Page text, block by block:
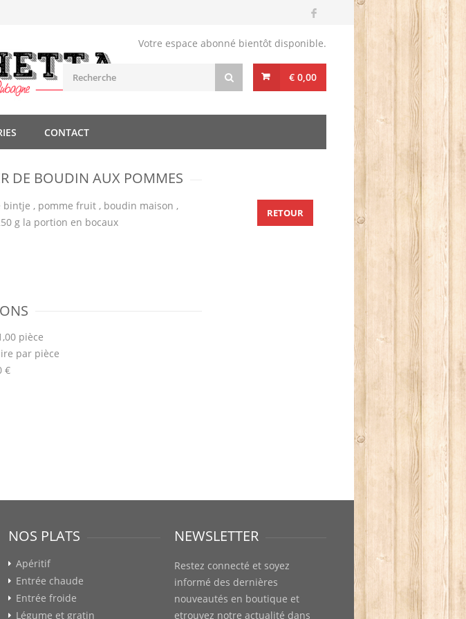
Votre espace abonné bientôt disponible.
€ 0,00
CONTACT
DE BOUDIN AUX POMMES
bintje , pomme fruit , boudin maison ,
g la portion en bocaux
pièce
par pièce
€
RETOUR
NOS PLATS
Apéritif
Entrée chaude
Entrée froide
Légume et gratin
NEWSLETTER
Restez connecté et soyez
informé des dernières
nouveautés en boutique et
etrouvez notre actualité dans